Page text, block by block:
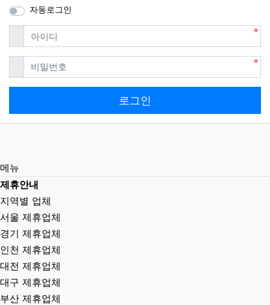
자동로그인
아이디필수
비밀번호필수
로그인
메뉴
제휴안내
지역별 업체
서울 제휴업체
경기 제휴업체
인천 제휴업체
대전 제휴업체
대구 제휴업체
부산 제휴업체